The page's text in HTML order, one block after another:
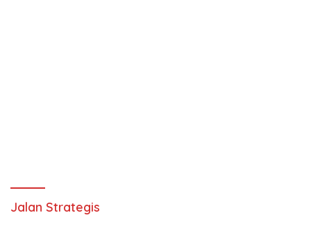
Jalan Strategis